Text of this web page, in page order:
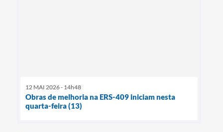
12 MAI 2026 - 14h48
Obras de melhoria na ERS-409 iniciam nesta
quarta-feira (13)